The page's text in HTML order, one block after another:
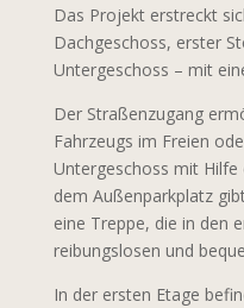
Das Projekt erstreckt
Dachgeschoss, erster
Untergeschoss – mit
Der Straßenzugang
Fahrzeugs im Freien
Untergeschoss mit Hilfe
dem Außenparkplatz
eine Treppe, die in den
reibungslosen und
In der ersten Etage